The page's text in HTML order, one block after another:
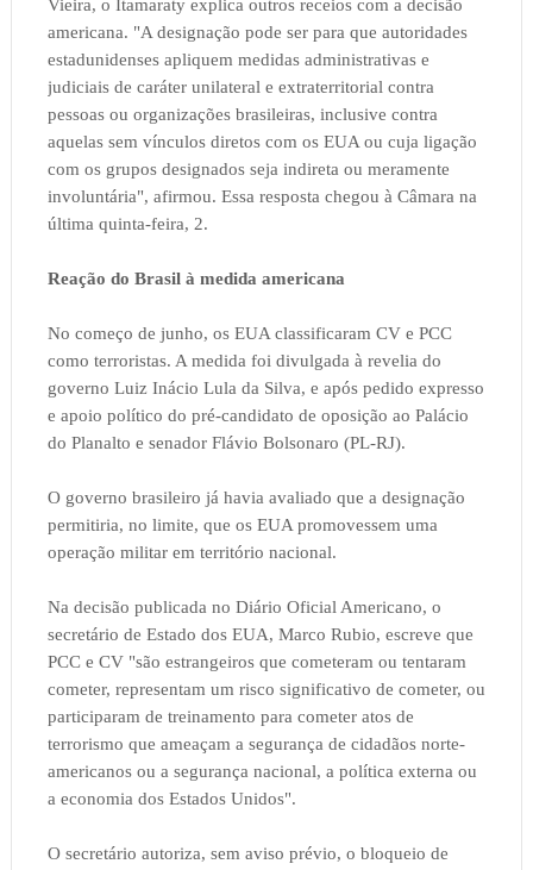
Vieira, o Itamaraty explica outros receios com a decisão
americana. "A designação pode ser para que autoridades
estadunidenses apliquem medidas administrativas e
judiciais de caráter unilateral e extraterritorial contra
pessoas ou organizações brasileiras, inclusive contra
aquelas sem vínculos diretos com os EUA ou cuja ligação
com os grupos designados seja indireta ou meramente
involuntária", afirmou. Essa resposta chegou à Câmara na
última quinta-feira, 2.
Reação do Brasil à medida americana
No começo de junho, os EUA classificaram CV e PCC
como terroristas. A medida foi divulgada à revelia do
governo Luiz Inácio Lula da Silva, e após pedido expresso
e apoio político do pré-candidato de oposição ao Palácio
do Planalto e senador Flávio Bolsonaro (PL-RJ).
O governo brasileiro já havia avaliado que a designação
permitiria, no limite, que os EUA promovessem uma
operação militar em território nacional.
Na decisão publicada no Diário Oficial Americano, o
secretário de Estado dos EUA, Marco Rubio, escreve que
PCC e CV "são estrangeiros que cometeram ou tentaram
cometer, representam um risco significativo de cometer, ou
participaram de treinamento para cometer atos de
terrorismo que ameaçam a segurança de cidadãos norte-
americanos ou a segurança nacional, a política externa ou
a economia dos Estados Unidos".
O secretário autoriza, sem aviso prévio, o bloqueio de